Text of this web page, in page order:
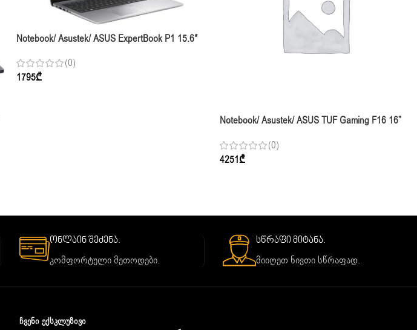
Notebook/ Asustek/ ASUS ExpertBook P1 15.6″
Graphics
(0)
1795₾
Notebook/ Asustek/ ASUS TUF Gaming F16 16”
Jaeger Gray(0)
4251₾
ონლაინ შეძენა.
კომფორტული მეთოდები.
სწრაფი მიტანა.
მიიღეთ ნივთი სწრაფად.
ᲩᲕᲔᲜᲘ ᲔᲥᲡᲙᲚᲣᲖᲘᲕᲘ